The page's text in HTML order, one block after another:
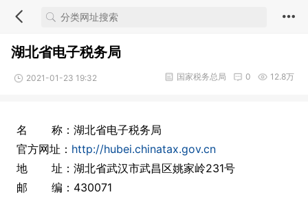
湖北省电子税务局
2021-01-23 19:32 12.8万
0
国家税务总局
名 称：湖北省电子税务局
官方网址： http://hubei.chinatax.gov.cn
地 址：湖北省武汉市武昌区姚家岭231号
邮 编：430071